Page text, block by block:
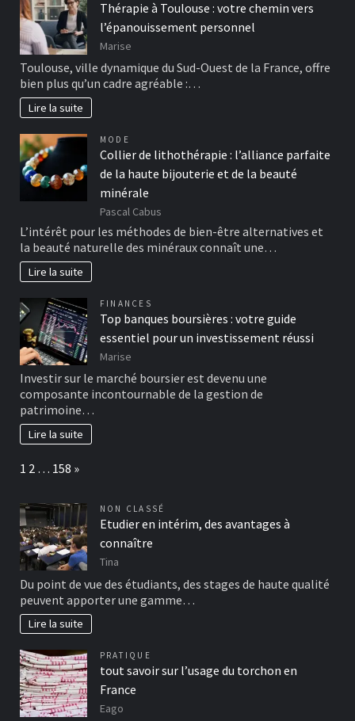
Thérapie à Toulouse : votre chemin vers
l’épanouissement personnel
Marise
Toulouse, ville dynamique du Sud-Ouest de la France, offre
bien plus qu’un cadre agréable :…
Lire la suite
MODE
Collier de lithothérapie : l’alliance parfaite
de la haute bijouterie et de la beauté
minérale
Pascal Cabus
L’intérêt pour les méthodes de bien-être alternatives et
la beauté naturelle des minéraux connaît une…
Lire la suite
FINANCES
Top banques boursières : votre guide
essentiel pour un investissement réussi
Marise
Investir sur le marché boursier est devenu une
composante incontournable de la gestion de
patrimoine…
Lire la suite
Page:
1 2 … 158 Next
»
NON CLASSÉ
Etudier en intérim, des avantages à
connaître
Tina
Du point de vue des étudiants, des stages de haute qualité
peuvent apporter une gamme…
Lire la suite
PRATIQUE
tout savoir sur l’usage du torchon en
France
Eago